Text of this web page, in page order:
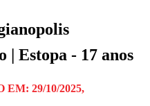
| Estopa - 17 anos
29/10/2025,